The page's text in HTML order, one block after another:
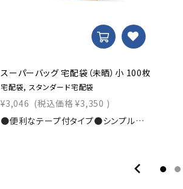
スーパーバッグ 宅配袋（未晒）小 100枚
宅配袋, スタンダード宅配袋
¥3,046 (税込価格 ¥3,350 )
●便利なテープ付タイプ●シンプル茶無地の宅配袋寸法：幅260×マチ80×丈320+ベロ50ｍｍ素材：未晒120g/?u入数：100枚商品コード：0000101610-100